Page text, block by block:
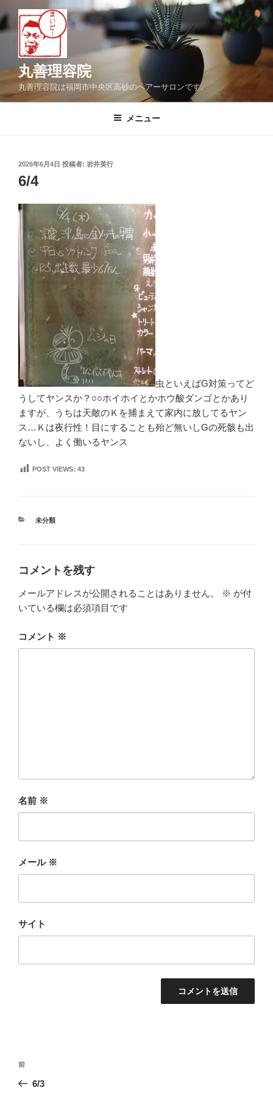
ン
テ
へ
ス
丸善理容院
丸善理容院は福岡市中央区高砂のヘアーサロンです。
メニュー
投
稿
日:
2026年6月4日 投稿者: 岩井英行
6/4
虫といえばG対策ってど
うしてヤンスか？○○ホイホイとかホウ酸ダンゴとかあり
ますが、うちは天敵のＫを捕まえて家内に放してるヤン
ス…Ｋは夜行性！目にすることも殆ど無いしGの死骸も出
ないし、よく働いるヤンス
POST VIEWS: 43
カ
未分類
コメントを残す
メールアドレスが公開されることはありません。 ※ が付
いている欄は必須項目です
コメント ※
名前 ※
メール ※
サイト
投
前
の
前
6/3